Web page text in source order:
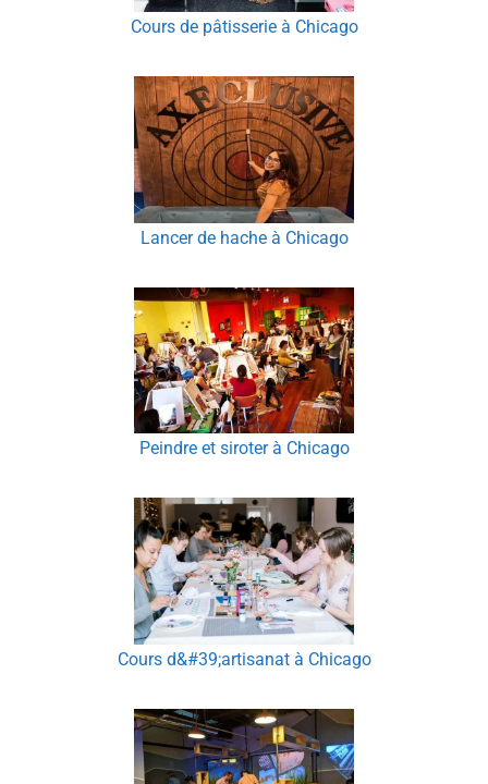
Cours de pâtisserie à Chicago
Lancer de hache à Chicago
Peindre et siroter à Chicago
Cours d&#39;artisanat à Chicago